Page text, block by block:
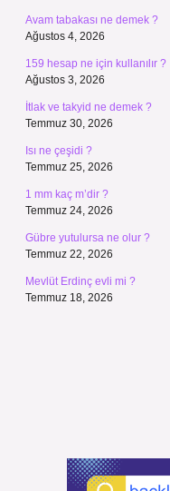
Avam tabakası ne demek ?
Ağustos 4, 2026
159 hesap ne için kullanılır ?
Ağustos 3, 2026
İtlak ve takyid ne demek ?
Temmuz 30, 2026
Isı ne çeşidi ?
Temmuz 25, 2026
1 mm kaç m’dir ?
Temmuz 24, 2026
Gübre yutulursa ne olur ?
Temmuz 22, 2026
Mevlüt Erdinç evli mi ?
Temmuz 18, 2026